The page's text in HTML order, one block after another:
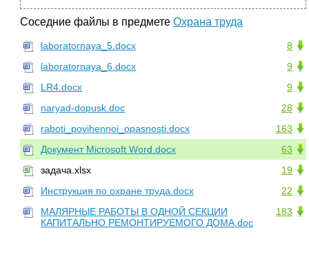
Соседние файлы в предмете Охрана труда
8
laboratornaya_5.docx
9
laboratornaya_6.docx
9
LR4.docx
28
naryad-dopusk.doc
163
raboti_povihennoi_opasnosti.docx
63
Документ Microsoft Word.docx
19
задача.xlsx
22
Инструкция по охране труда.docx
183
МАЛЯРНЫЕ РАБОТЫ В ОДНОЙ СЕКЦИИ
КАПИТАЛЬНО РЕМОНТИРУЕМОГО ДОМА.doc